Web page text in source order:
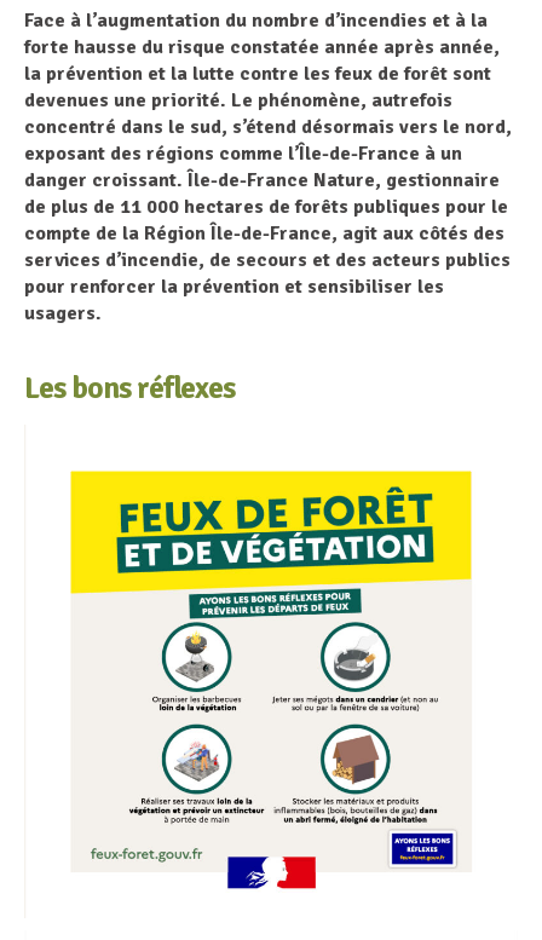
Face à l’augmentation du nombre d’incendies et à la
forte hausse du risque constatée année après année,
la prévention et la lutte contre les feux de forêt sont
devenues une priorité. Le phénomène, autrefois
concentré dans le sud, s’étend désormais vers le nord,
exposant des régions comme l’Île-de-France à un
danger croissant. Île-de-France Nature, gestionnaire
de plus de 11 000 hectares de forêts publiques pour le
compte de la Région Île-de-France, agit aux côtés des
services d’incendie, de secours et des acteurs publics
pour renforcer la prévention et sensibiliser les
usagers.
Les bons réflexes